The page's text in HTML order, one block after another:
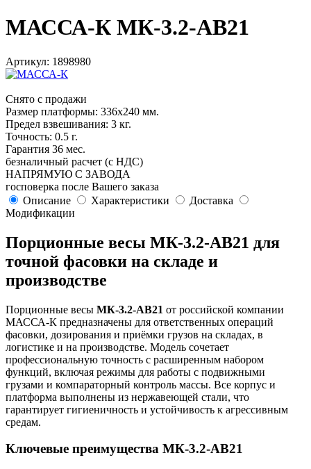
МАССА-К МК-3.2-AB21
Артикул: 1898980
Снято с продажи
Размер платформы: 336х240 мм.
Предел взвешивания: 3 кг.
Точность: 0.5 г.
Гарантия 36 мес.
безналичный расчет (с НДС)
НАПРЯМУЮ С ЗАВОДА
госповерка после Вашего заказа
Описание
Характеристики
Доставка
Модификации
Порционные весы МК-3.2-AB21 для
точной фасовки на складе и
производстве
Порционные весы МК-3.2-AB21 от российской компании
МАССА-К предназначены для ответственных операций
фасовки, дозирования и приёмки грузов на складах, в
логистике и на производстве. Модель сочетает
профессиональную точность с расширенным набором
функций, включая режимы для работы с подвижными
грузами и компараторный контроль массы. Все корпус и
платформа выполнены из нержавеющей стали, что
гарантирует гигиеничность и устойчивость к агрессивным
средам.
Ключевые преимущества МК-3.2-AB21